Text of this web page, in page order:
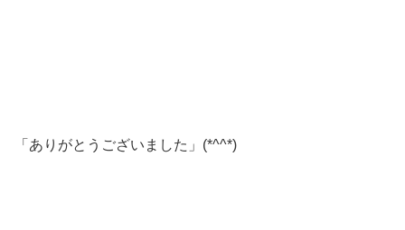
「ありがとうございました」(*^^*)